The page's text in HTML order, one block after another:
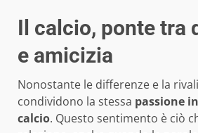
Il calcio, ponte tra
e amicizia
Nonostante le differenze e la
condividono la stessa passione
calcio. Questo sentimento è ciò